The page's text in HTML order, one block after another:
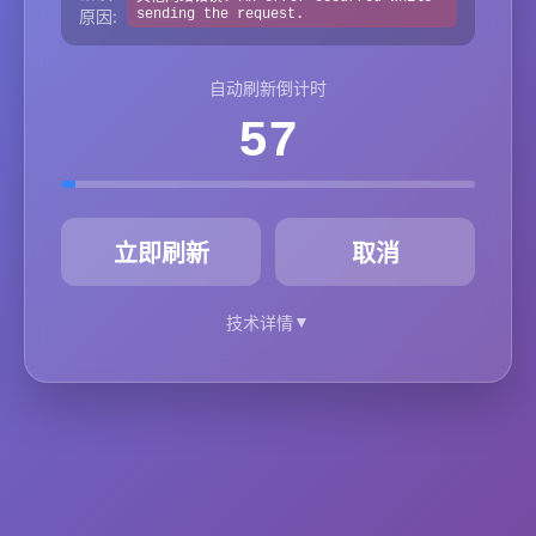
原因:
sending the request.
自动刷新倒计时
57
立即刷新 取消
技术详情▼